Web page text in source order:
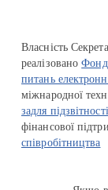
Власність
реалізовано
питань
міжнародної
задля
фінансової
співробітництва